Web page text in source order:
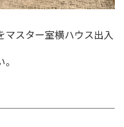
スター室横ハウス出入